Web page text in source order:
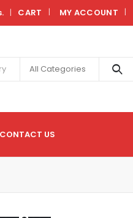
| CART MY ACCOUNT
All Categories
CONTACT US